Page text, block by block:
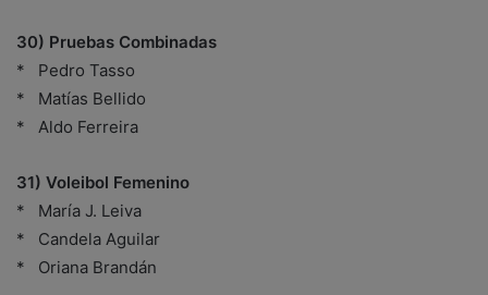
30) Pruebas Combinadas
* Pedro Tasso
* Matías Bellido
* Aldo Ferreira
31) Voleibol Femenino
* María J. Leiva
* Candela Aguilar
* Oriana Brandán